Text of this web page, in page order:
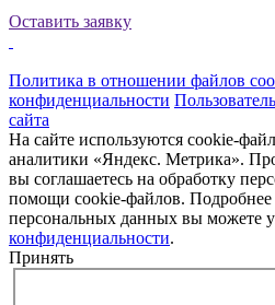
Оставить заявку
Политика в отношении файлов
конфиденциальности
сайта
На сайте используются cookie-
аналитики «Яндекс. Метрика».
вы соглашаетесь на обработку
помощи cookie-файлов. Подробнее
персональных данных вы можете
конфиденциальности.
Принять